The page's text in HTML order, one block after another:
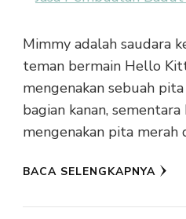
Mimmy adalah saudara
teman bermain Hello
mengenakan sebuah
bagian kanan,
mengenakan pita merah
BACA SELENGKAPNYA